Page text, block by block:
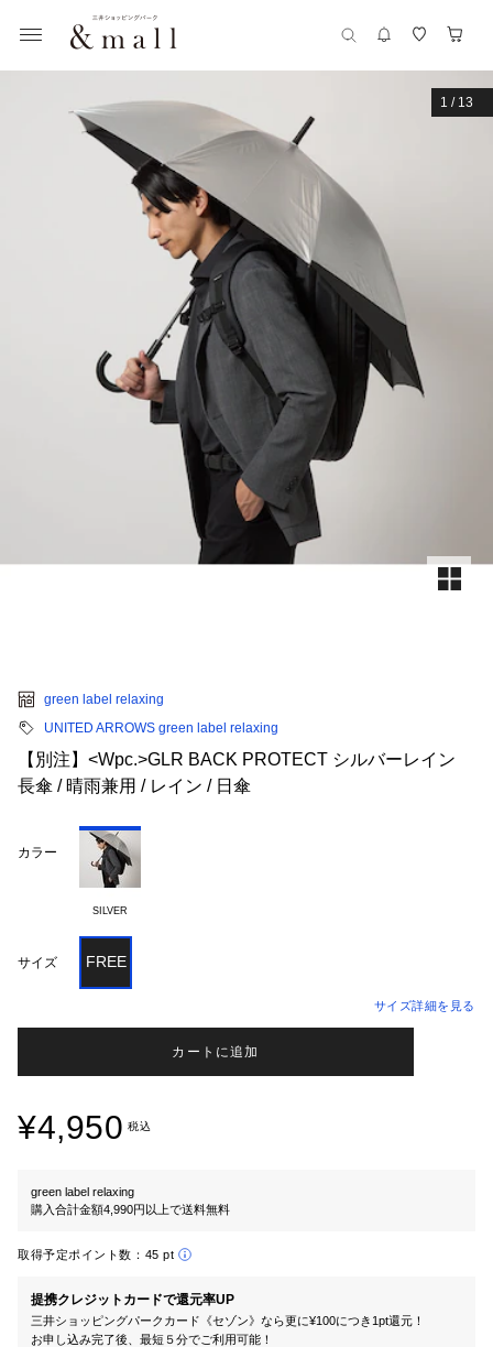
1 / 13
green label relaxing
UNITED ARROWS green label relaxing
【別注】<Wpc.>GLR BACK PROTECT シルバーレイン
長傘 / 晴雨兼用 / レイン / 日傘
カラー
SILVER
サイズ FREE
サイズ詳細を見る
カートに追加
¥4,950 税込
green label relaxing
購入合計金額4,990円以上で送料無料
取得予定ポイント数： 45 pt
提携クレジットカードで還元率UP
三井ショッピングパークカード《セゾン》なら更に¥100につき1pt還元！
お申し込み完了後、最短５分でご利用可能！